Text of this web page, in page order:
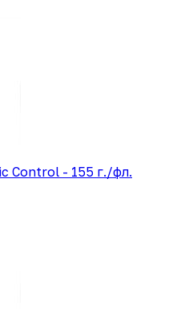
Control - 155 г./фл.